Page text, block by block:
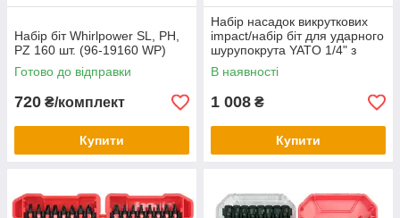
Набір біт Whirlpower SL, PH,
PZ 160 шт. (96‑19160 WP)
Готово до відправки
720 ₴/комплект
Купити
Набір насадок викруткових
impact/набір біт для ударного
шурупокрута YATO 1/4" з
тримачем 54 шт YT-04617
В наявності
1 008 ₴
Купити